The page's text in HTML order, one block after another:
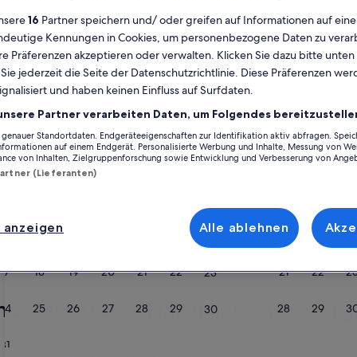
Kalender
Derzeit
werden
die
August
2026
und
September
August 2026
1 2
10 11 16
17 18 19 20 21 22 23
25 26 27 28 29 30
31
1 2
14 15 16
21 22
28 29
Regierungsbezirk Arnsberg Ferienunterkünfte nahe
wirf einen Blick auf unsere Ferienunterkünfte und finde die
mit Familie, Freunden oder deiner treuen Fellnase, du kannst
Waschmaschine und ein Trockner. Was du dir also auch
mit allerlei Optionen zur Verfügung, einschließlich Optionen,
– Naturpark
16 Partner speichern und/ oder greifen auf Informationen auf
Kennungen in Cookies, um personenbezogene Daten zu
Präferenzen akzeptieren oder verwalten. Klicken Sie dazu bitte
jederzeit die Seite der Datenschutzrichtlinie. Diese Präferenzen
und haben keinen Einfluss auf Surfdaten.
Partner verarbeiten Daten, um Folgendes
Standortdaten. Endgeräteeigenschaften zur Identifikation aktiv abfragen.
auf einem Endgerät. Personalisierte Werbung und Inhalte, Messung von
von Inhalten, Zielgruppenforschung sowie Entwicklung und Verbesserung von
(Lieferanten)
Alle ablehnen